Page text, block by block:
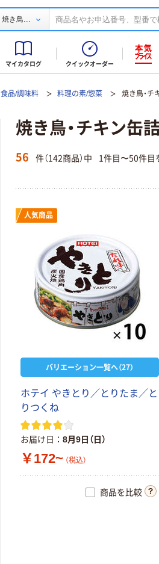
焼き鳥...
マイカタログ クイックオーダー
食品/調味料 料理の素/惣菜 焼き鳥・チ
焼き鳥・チキン缶
56 件（142商品）中 1件目〜50件目
人気商品
バリエーション一覧へ（27）
ホテイ やきとり／とりたま／と
りつくね
お届け日 8月9日（日）
￥172~ （税込）
商品を比較